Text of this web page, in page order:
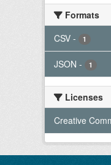
Formats
CSV - 1
JSON - 1
Licenses
Creative